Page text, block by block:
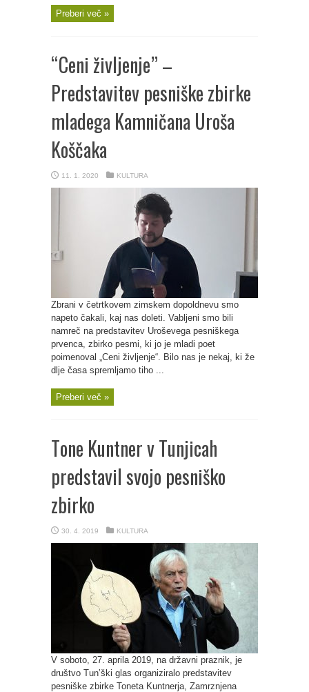
Preberi več »
“Ceni življenje” –
Predstavitev pesniške zbirke
mladega Kamničana Uroša
Koščaka
11. 1. 2020 KULTURA
Zbrani v četrtkovem zimskem dopoldnevu smo
napeto čakali, kaj nas doleti. Vabljeni smo bili
namreč na predstavitev Uroševega pesniškega
prvenca, zbirko pesmi, ki jo je mladi poet
poimenoval „Ceni življenje“. Bilo nas je nekaj, ki že
dlje časa spremljamo tiho ...
Preberi več »
Tone Kuntner v Tunjicah
predstavil svojo pesniško
zbirko
30. 4. 2019 KULTURA
V soboto, 27. aprila 2019, na državni praznik, je
društvo Tun’ški glas organiziralo predstavitev
pesniške zbirke Toneta Kuntnerja, Zamrznjena